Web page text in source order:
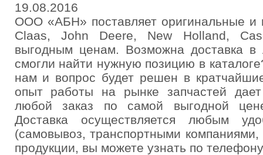
19.08.2016
ООО «АБН» поставляет оригинальные и
Claas, John Deere, New Holland,
выгодным ценам. Возможна доставка
смогли найти нужную позицию в
нам и вопрос будет решен в
опыт работы на рынке запчастей
любой заказ по самой выгодной
Доставка осуществляется любым
(самовывоз, транспортными
продукции, вы можете узнать по